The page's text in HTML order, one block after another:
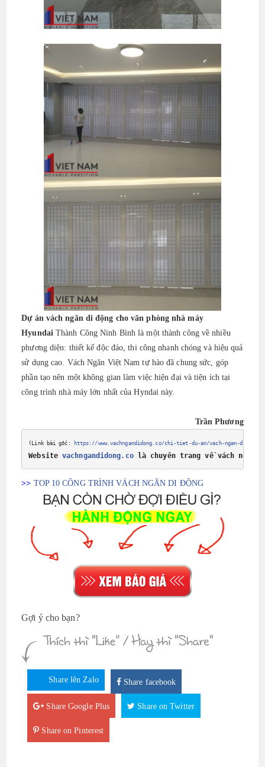
Dự án vách ngăn di động cho văn phòng nhà máy
Hyundai Thành Công Ninh Bình là một thành công về nhiều
phương diện: thiết kế độc đáo, thi công nhanh chóng và hiệu quả
sử dụng cao. Vách Ngăn Việt Nam tự hào đã chung sức, góp
phần tạo nên một không gian làm việc hiện đại và tiện ích tại
công trình nhà máy lớn nhất của Hyndai này.
Trần Phương
(Link bài gốc: https://www.vachngandidong.co/chi-tiet-du-an/vach-ngan-di-dong-
Website vachngandidong.co là chuyên trang về vách ngăn di
>> TOP 10 CÔNG TRÌNH VÁCH NGĂN DI ĐỘNG
Gợi ý cho bạn?
Share lên Zalo Share facebook
Share Google Plus Share on Twitter
Share on Pinterest